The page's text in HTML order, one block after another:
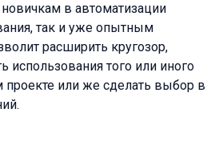
в автоматизации
так и уже опытным
расширить кругозор,
использования того или иного
или же сделать выбор в